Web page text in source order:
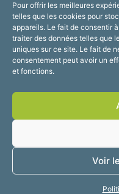
Pour offrir les meilleures
telles que les cookies pour
appareils. Le fait de consentir
traiter des données telles que
uniques sur ce site. Le fait de
consentement peut avoir un
et fonctions.
Voir
Du
de 8h30 à
Suivez-nous !
Accessibilité
2025 © Propulsé